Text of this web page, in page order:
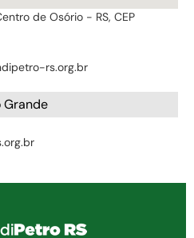
de Osório - RS, CEP
rs.org.br
Grande